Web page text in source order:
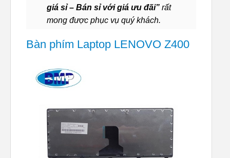
giá sỉ – Bán sỉ với giá ưu đãi” rất
mong được phục vụ quý khách.
Bàn phím Laptop LENOVO Z400